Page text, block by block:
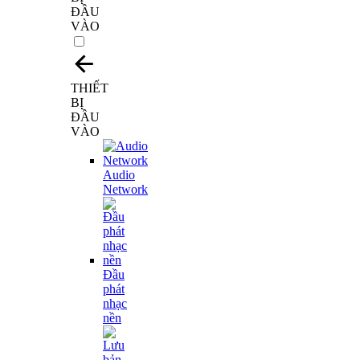
ĐẦU
VÀO
THIẾT
BỊ
ĐẦU
VÀO
Audio
Network
Đầu
phát
nhạc
nền